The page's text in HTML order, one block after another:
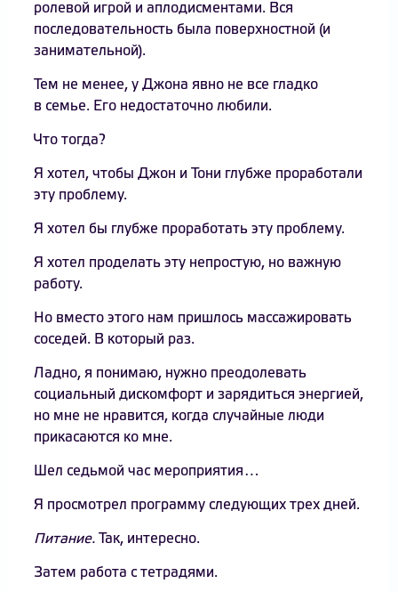
ролевой игрой и аплодисментами. Вся
последовательность была поверхностной (и
занимательной).
Тем не менее, у Джона явно не все гладко
в семье. Его недостаточно любили.
Что тогда?
Я хотел, чтобы Джон и Тони глубже проработали
эту проблему.
Я хотел бы глубже проработать эту проблему.
Я хотел проделать эту непростую, но важную
работу.
Но вместо этого нам пришлось массажировать
соседей. В который раз.
Ладно, я понимаю, нужно преодолевать
социальный дискомфорт и зарядиться энергией,
но мне не нравится, когда случайные люди
прикасаются ко мне.
Шел седьмой час мероприятия…
Я просмотрел программу следующих трех дней.
Питание. Так, интересно.
Затем работа с тетрадями.